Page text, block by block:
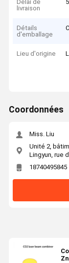
Délai de
livraison
5
Détails
d'emballage
Lieu d'origine
Coordonnées
Miss. Liu
Unité 2,
Lingyun, rue
18740495845